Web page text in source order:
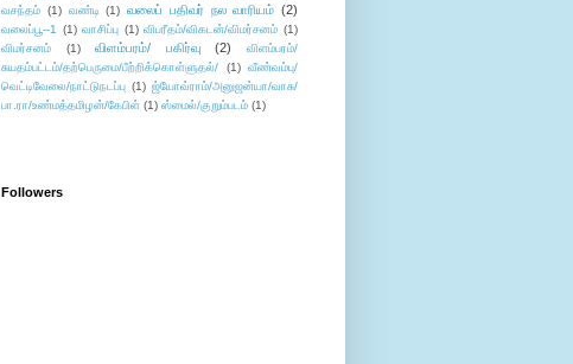
வசந்தம் (1) வண்டி (1) வலைப் பதிவர் நல வாரியம் (2)
வலைப்பூ--1 (1) வாசிப்பு (1) விபரீதம்/விகடன்/விமர்சனம் (1)
விமர்சனம்
(1) விளம்பரம்/ பகிர்வு (2)
விளம்பரம்/
சுயதம்பட்டம்/தற்பெருமை/பீற்றிக்கொள்ளுதல்/
(1) வீண்வம்பு/
வெட்டிவேலை/நாட்டுநடப்பு (1) ஜ்யோவ்ராம்/அனுஜன்யா/வாசு/
பா.ரா/உண்மத்தமிழன்/கேபிள் (1) ஸ்மைல்/குறும்படம் (1)
Followers